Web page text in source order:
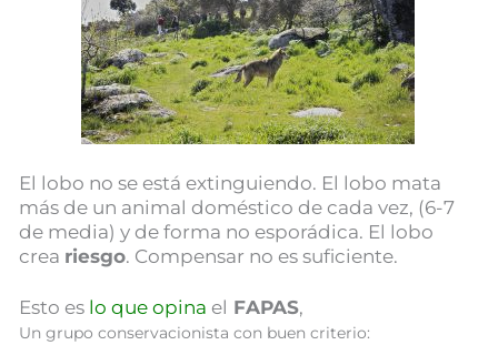
El lobo no se está extinguiendo. El lobo mata
más de un animal doméstico de cada vez, (6-7
de media) y de forma no esporádica. El lobo
crea riesgo. Compensar no es suficiente.
Esto es lo que opina el FAPAS,
Un grupo conservacionista con buen criterio: